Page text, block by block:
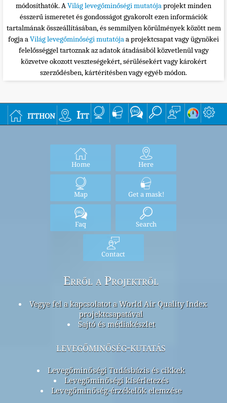
módosíthatók. AVilág levegőminőségi mutatójaprojekt minden
ésszerű ismeretet és gondosságot gyakorolt ezen információk
tartalmának összeállításában, és semmilyen körülmények között nem
fogja aVilág levegőminőségi mutatójaa projektcsapat vagy ügynökei
felelősséggel tartoznak az adatok átadásából közvetlenül vagy
közvetve okozott veszteségekért, sérülésekért vagy károkért
szerződésben, kártérítésben vagy egyéb módon.
itthon Itt
Home Here
Map Get a mask!
Faq Search
Contact
Erről a Projektről
Vegye fel a kapcsolatot a World Air Quality Index
projektcsapatával
Sajtó és médiakészlet
levegőminőség-kutatás
Levegőminőségi Tudásbázis és cikkek
Levegőminőségi kísérletezés
Levegőminőség-érzékelők elemzése